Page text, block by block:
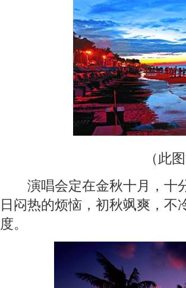
（此
演唱会定在金秋十月，十
日闷热的烦恼，初秋飒爽，
度。